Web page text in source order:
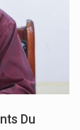
Du